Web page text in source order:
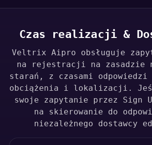
Czas realizacji &
Veltrix Aipro obsługuje
na rejestracji na zasadzie
starań, z czasami odpowiedzi
obciążenia i lokalizacji.
swoje zapytanie przez Sign
na skierowanie do
niezależnego dostawcy